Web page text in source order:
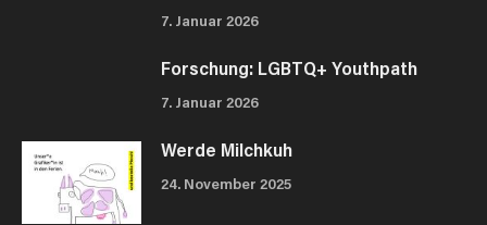
7. Januar 2026
Forschung: LGBTQ+ Youthpath
7. Januar 2026
Werde Milchkuh
24. November 2025